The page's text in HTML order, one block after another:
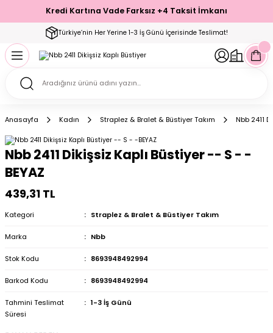
Kredi Kartına Vade Farksız +4 Taksit İmkanı
Türkiye’nin Her Yerine 1-3 İş Günü İçerisinde Teslimat!
Geri Dön
Geri Dön
Geri Dön
Geri Dön
Setler
Geri Dön
Geri Dön
Geri Dön
Çorap
Geri Dön
Geri Dön
Anasayfa Kadın Straplez & Bralet & Büstiyer Takım Nbb 2411
Nbb 2411 Dikişsiz Kaplı Büstiyer -- S - -
BEYAZ
439,31 TL
Kategori Straplez & Bralet & Büstiyer Takım
Marka Nbb
Stok Kodu 8693948492994
Barkod Kodu 8693948492994
Tahmini Teslimat
Süresi
1-3 İş Günü